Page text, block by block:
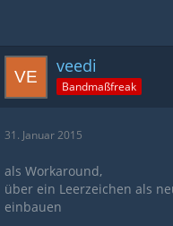
veedi
Bandmaßfreak
31. Januar 2015
als Workaround,
über ein Leerzeichen als
einbauen